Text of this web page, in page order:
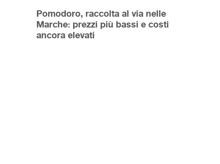
Pomodoro, raccolta al via nelle
Marche: prezzi più bassi e costi
ancora elevati